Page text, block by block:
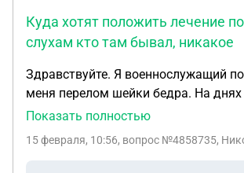
Куда хотят положить лечение
слухам кто там бывал, никакое
Здравствуйте. Я военнослужащий
меня перелом шейки бедра. На
госпиталь. Вопрос: как и что нужно
Москве. Куда хотят положить
Показать полностью
15 февраля, 10:56, вопрос №4858735,